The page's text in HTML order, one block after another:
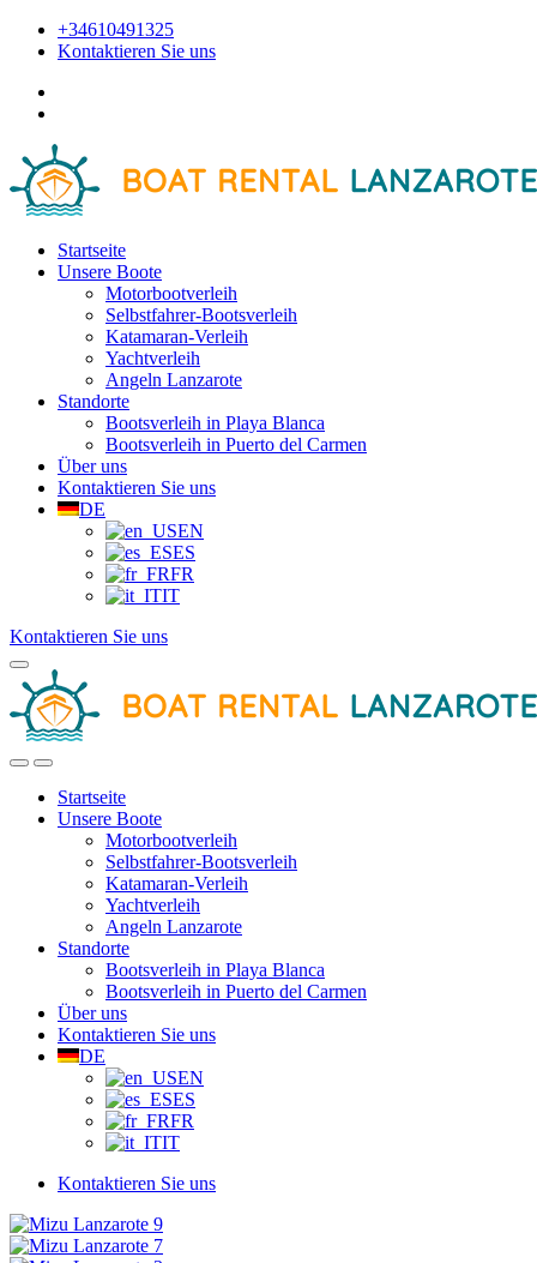
+34610491325
Kontaktieren Sie uns
Startseite
Unsere Boote
Motorbootverleih
Selbstfahrer-Bootsverleih
Katamaran-Verleih
Yachtverleih
Angeln Lanzarote
Standorte
Bootsverleih in Playa Blanca
Bootsverleih in Puerto del Carmen
Über uns
Kontaktieren Sie uns
DE
EN
ES
FR
IT
Kontaktieren Sie uns
Startseite
Unsere Boote
Motorbootverleih
Selbstfahrer-Bootsverleih
Katamaran-Verleih
Yachtverleih
Angeln Lanzarote
Standorte
Bootsverleih in Playa Blanca
Bootsverleih in Puerto del Carmen
Über uns
Kontaktieren Sie uns
DE
EN
ES
FR
IT
Kontaktieren Sie uns